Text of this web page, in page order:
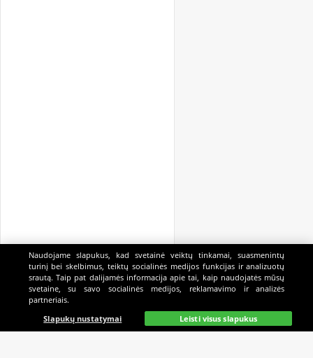
Pagrindinis Gyvai Paieška Mano Kazino
Naudojame slapukus, kad svetainė veiktų tinkamai, suasmenintų
turinį bei skelbimus, teiktų socialinės medijos funkcijas ir analizuotų
srautą. Taip pat dalijamės informacija apie tai, kaip naudojatės mūsų
svetaine, su savo socialinės medijos, reklamavimo ir analizės
partneriais.
Slapukų nustatymai
Leisti visus slapukus